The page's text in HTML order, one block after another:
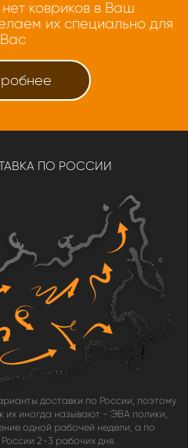
ковриков в Ваш
их специально для
Вас
ПО РОССИИ
доставки по России, поэтому
их иногда называют - ЭВА полики,
одной рабочей недели, а по
2-3 рабочих дня.